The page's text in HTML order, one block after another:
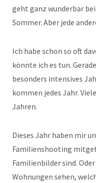
geht ganz wunderbar
Sommer. Aber jede
Ich habe schon so oft
könnte ich es tun.
besonders intensives
kommen jedes Jahr.
Jahren.
Dieses Jahr haben mir
Familienshooting
Familienbilder sind.
Wohnungen sehen,